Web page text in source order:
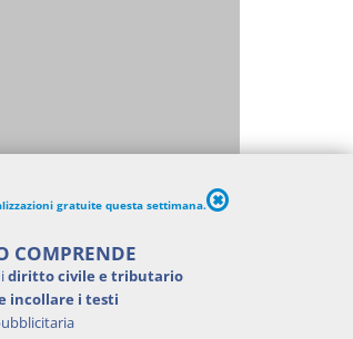
gratuite questa settimana.
COMPRENDE
diritto civile e tributario
incollare i testi